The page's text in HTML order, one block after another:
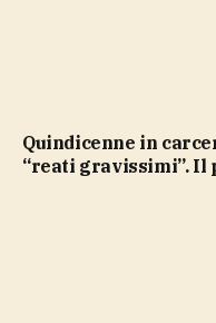
Quindicenne in carcere a Malta: è accusato di
“reati gravissimi”. Il